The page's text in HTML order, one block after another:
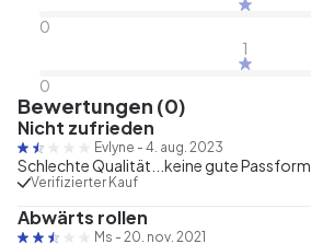
0
1
0
Bewertungen (0)
Nicht zufrieden
Evlyne - 4. aug. 2023
Schlechte Qualität...keine gute Passform
Verifizierter Kauf
Abwärts rollen
Ms - 20. nov. 2021